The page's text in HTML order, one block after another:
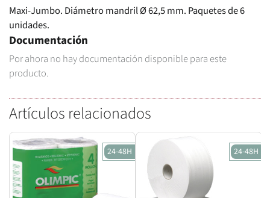
Maxi-Jumbo. Diámetro mandril Ø 62,5 mm. Paquetes de 6
unidades.
Documentación
Por ahora no hay documentación disponible para este
producto.
Artículos relacionados
24-48H 24-48H